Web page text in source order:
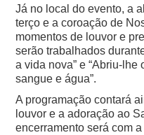
Já no local do evento, a
terço e a coroação de
momentos de louvor e
serão trabalhados
a vida nova” e “Abriu-
sangue e água”.
A programação contará
louvor e a adoração ao
encerramento será com